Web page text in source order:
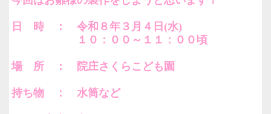
日 時 ： 令和８年３月４日(水)
１０：００～１１：００頃
場 所 ： 院庄さくらこども園
持ち物 ： 水筒など